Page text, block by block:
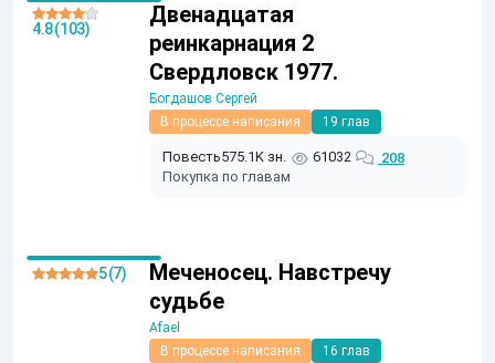
Двенадцатая
реинкарнация 2
Свердловск 1977.
Богдашов Сергей
В процессе написания
19 глав
Повесть575.1K зн. 61032
208
Покупка по главам
4.8 (103)
Меченосец. Навстречу
судьбе
Afael
В процессе написания
16 глав
5 (7)